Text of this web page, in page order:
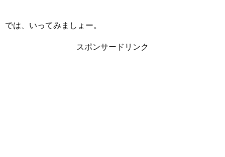
では、いってみましょー。
スポンサードリンク